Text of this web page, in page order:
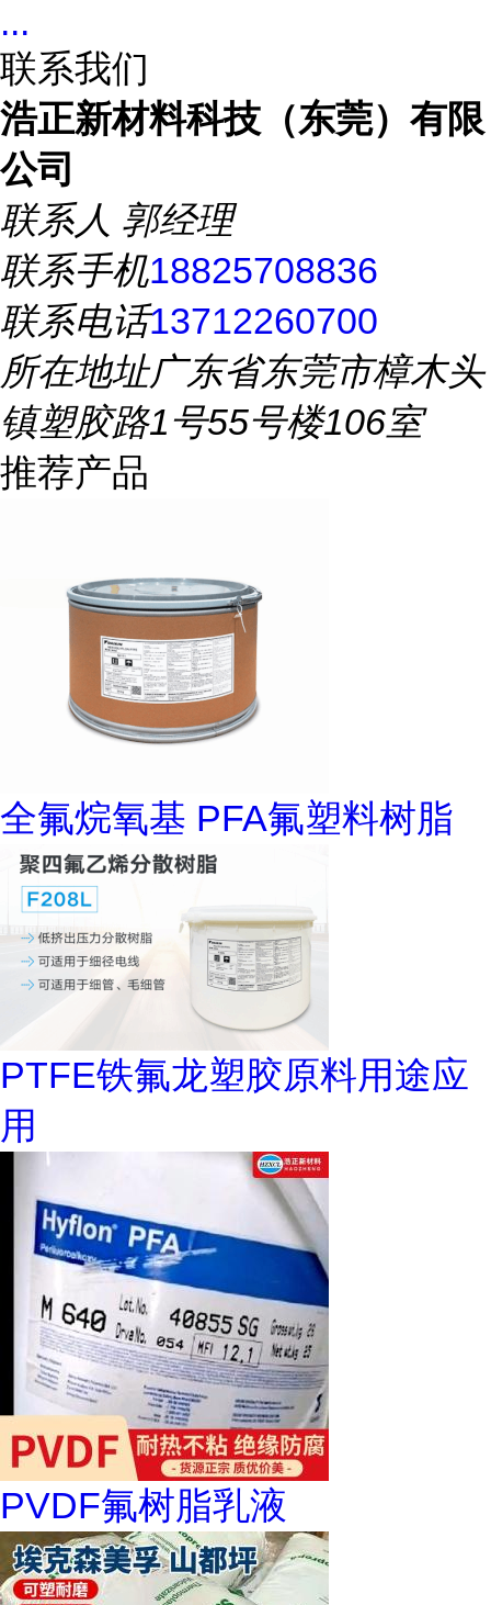
...
联系我们
浩正新材料科技（东莞）有限
公司
联系人 郭经理
联系手机18825708836
联系电话13712260700
所在地址广东省东莞市樟木头
镇塑胶路1号55号楼106室
推荐产品
全氟烷氧基 PFA氟塑料树脂
PTFE铁氟龙塑胶原料用途应
用
PVDF氟树脂乳液